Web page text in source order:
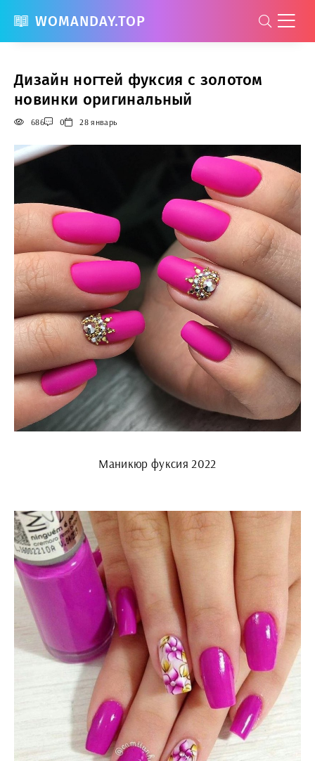
WOMANDAY.TOP
Дизайн ногтей фуксия с золотом
новинки оригинальный
686 0 28 январь
Маникюр фуксия 2022